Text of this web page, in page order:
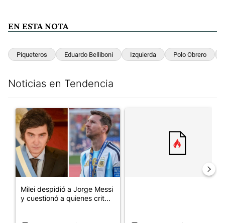
EN ESTA NOTA
Piqueteros Eduardo Belliboni Izquierda Polo Obrero
Noticias en Tendencia
Un artículo de tendencia con el título "Milei despidió a Jorge
Milei despidió a Jorge Messi
y cuestionó a quienes crit...